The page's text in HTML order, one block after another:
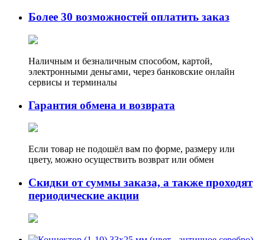
Более 30 возможностей оплатить заказ
Наличным и безналичным способом, картой,
электронными деньгами, через банковские онлайн
сервисы и терминалы
Гарантия обмена и возврата
Если товар не подошёл вам по форме, размеру или
цвету, можно осуществить возврат или обмен
Скидки от суммы заказа, а также проходят
периодические акции